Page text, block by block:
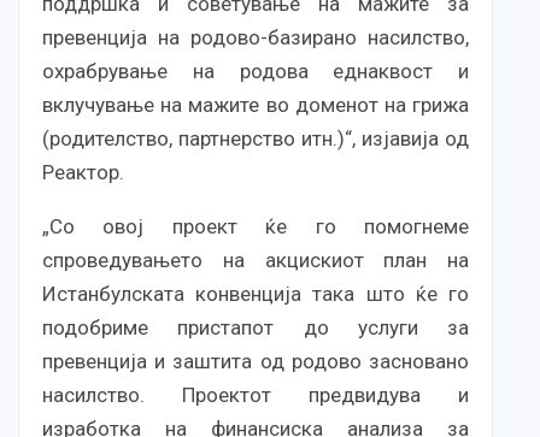
превенција на родово-базирано насилство,
охрабрување на родова еднаквост и
вклучување на мажите во доменот на грижа
(родителство, партнерство итн.)“, изјавија од
Реактор.
„Со овој проект ќе го помогнеме
спроведувањето на акцискиот план на
Истанбулската конвенција така што ќе го
подобриме пристапот до услуги за
превенција и заштита од родово засновано
насилство. Проектот предвидува и
изработка на финансиска анализа за